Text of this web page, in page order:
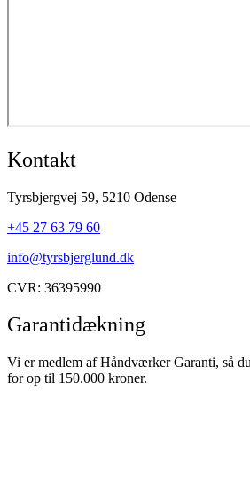
Kontakt
Tyrsbjergvej 59, 5210 Odense​​​
+45 27 63 79 60​
info@tyrsbjerglund.dk
CVR: 36395990
Garantidækning
Vi er medlem af Håndværker Garanti, så
for op til 150.000 kroner.